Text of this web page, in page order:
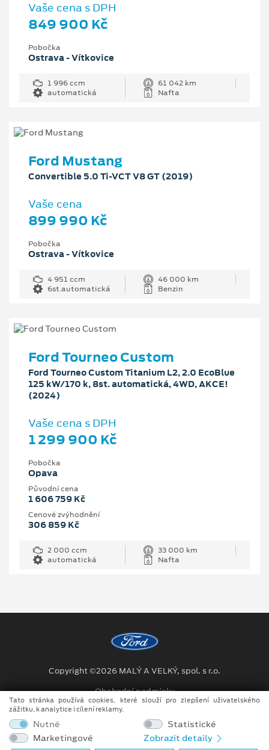
Vaše cena s DPH
849 900 Kč
Pobočka
Ostrava - Vítkovice
1 996 ccm
61 042 km
automatická
Nafta
Ford Mustang
Convertible 5.0 Ti-VCT V8 GT (2019)
Vaše cena
899 990 Kč
Pobočka
Ostrava - Vítkovice
4 951 ccm
46 000 km
6st.automatická
Benzin
Ford Tourneo Custom
Ford Tourneo Custom Titanium L2, 2.0 EcoBlue
125 kW/170 k, 8st. automatická, 4WD, AKCE!
(2024)
Vaše cena s DPH
1 299 900 Kč
Pobočka
Opava
Původní cena
1 606 759 Kč
Cenové zvýhodnění
306 859 Kč
2 000 ccm
33 000 km
automatická
Nafta
Copyright ©2026 MALÝ A VELKÝ, spol. s r.o.
Obchodní podmínky
Ochrana osobních údajů
Prohlášení o zpracování údajů konečných zákazníků
Tato stránka používá cookies, které slouží pro zlepšení uživatelského
zážitku, k analytice i cílení reklamy.
Nutné
Statistické
Marketingové
Zobrazit detaily